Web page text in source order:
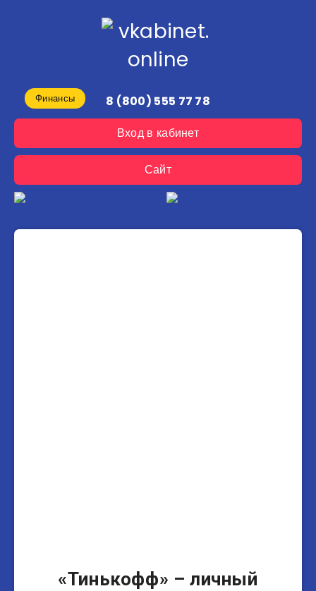
Финансы
8 (800) 555 77 78
Вход в кабинет
Сайт
«Тинькофф» – личный